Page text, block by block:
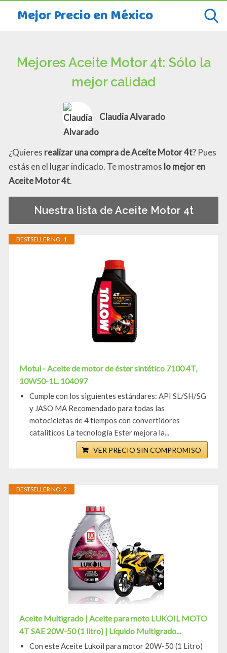
Mejor Precio en México
Mejores Aceite Motor 4t: Sólo la
mejor calidad
Claudia Alvarado
¿Quieres realizar una compra de Aceite Motor 4t? Pues
estás en el lugar indicado. Te mostramos lo mejor en
Aceite Motor 4t.
Nuestra lista de Aceite Motor 4t
BESTSELLER NO. 1
Motul - Aceite de motor de éster sintético 7100 4T,
10W50-1L. 104097
Cumple con los siguientes estándares: API SL/SH/SG
y JASO MA Recomendado para todas las
motocicletas de 4 tiempos con convertidores
catalíticos La tecnología Ester mejora la...
VER PRECIO SIN COMPROMISO
BESTSELLER NO. 2
Aceite Multigrado | Aceite para moto LUKOIL MOTO
4T SAE 20W-50 (1 litro) | Líquido Multigrado...
Con este Aceite Lukoil para motor 20W-50 (1 Litro)